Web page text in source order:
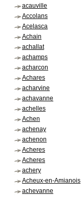
acauville
Accolans
Acelasca
Achain
achallat
achamps
acharcon
Achares
acharvine
achavanne
achelles
Achen
achenay
achenon
Acheres
Acheres
achery
Acheux-en-Amianois
achevanne